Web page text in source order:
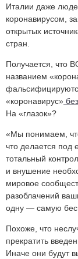
Италии даже
коронавирусом,
открытых
стран.
Получается, что
названием
«коронавирус»
На «глазок»?
«Мы понимаем,
что делается под
тотальный
и внушение
мировое
разоблачений
одну — самую
Похоже, что
прекратить
Иначе они будут